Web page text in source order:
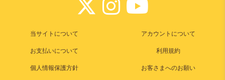
当サイトについて アカウントについて
お支払いについて 利用規約
個人情報保護方針 お客さまへのお願い